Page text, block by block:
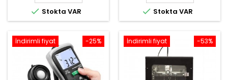
 Stokta VAR  Stokta VAR
-25%
İndirimli fiyat -53%
İndirimli fiyat